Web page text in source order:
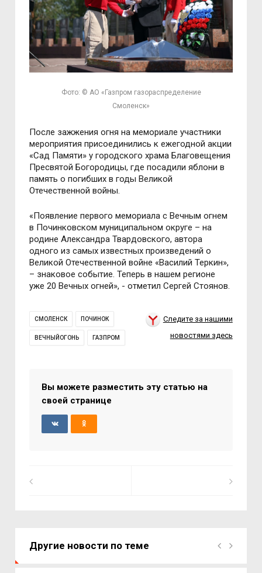
Фото: © АО «Газпром газораспределение
Смоленск»
После зажжения огня на мемориале участники
мероприятия присоединились к ежегодной акции
«Сад Памяти» у городского храма Благовещения
Пресвятой Богородицы, где посадили яблони в
память о погибших в годы Великой
Отечественной войны.
«Появление первого мемориала с Вечным огнем
в Починковском муниципальном округе – на
родине Александра Твардовского, автора
одного из самых известных произведений о
Великой Отечественной войне «Василий Теркин»,
– знаковое событие. Теперь в нашем регионе
уже 20 Вечных огней», - отметил Сергей Стоянов.
СМОЛЕНСК ПОЧИНОК
ВЕЧНЫЙОГОНЬ ГАЗПРОМ
Следите за нашими
новостями здесь
Вы можете разместить эту статью на
своей странице
Другие новости по теме